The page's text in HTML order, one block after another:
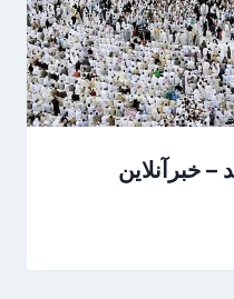
خبرآنلاین